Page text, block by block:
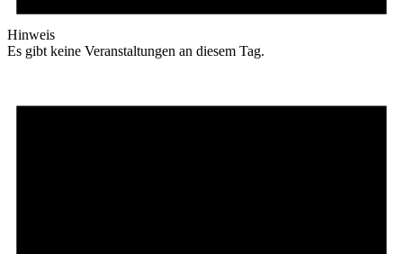
Hinweis
Es gibt keine Veranstaltungen an diesem Tag.